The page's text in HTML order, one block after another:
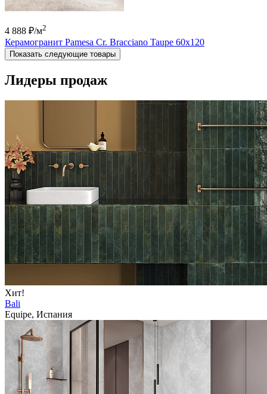
4 888 ₽/м2
Керамогранит Pamesa Cr. Bracciano Taupe 60x120
Показать следующие товары
Лидеры продаж
Хит!
Bali
Equipe, Испания